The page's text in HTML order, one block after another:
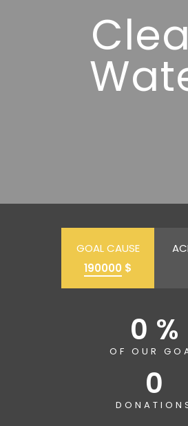
GOAL CAUSE
190000 $
0 %
OF OUR
0